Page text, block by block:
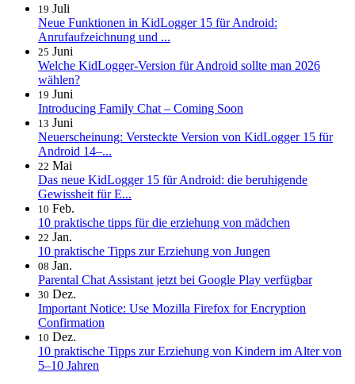
19 Juli
Neue Funktionen in KidLogger 15 für Android:
Anrufaufzeichnung und ...
25 Juni
Welche KidLogger-Version für Android sollte man 2026
wählen?
19 Juni
Introducing Family Chat – Coming Soon
13 Juni
Neuerscheinung: Versteckte Version von KidLogger 15 für
Android 14–...
22 Mai
Das neue KidLogger 15 für Android: die beruhigende
Gewissheit für E...
10 Feb.
10 praktische tipps für die erziehung von mädchen
22 Jan.
10 praktische Tipps zur Erziehung von Jungen
08 Jan.
Parental Chat Assistant jetzt bei Google Play verfügbar
30 Dez.
Important Notice: Use Mozilla Firefox for Encryption
Confirmation
10 Dez.
10 praktische Tipps zur Erziehung von Kindern im Alter von
5–10 Jahren